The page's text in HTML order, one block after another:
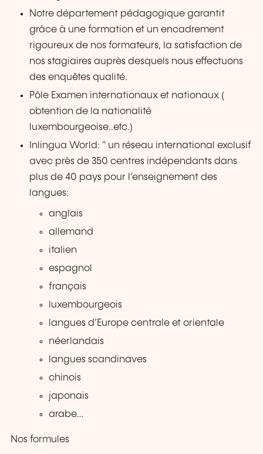
Notre département pédagogique garantit
grâce à une formation et un encadrement
rigoureux de nos formateurs, la satisfaction de
nos stagiaires auprès desquels nous effectuons
des enquêtes qualité.
Pôle Examen internationaux et nationaux (
obtention de la nationalité
luxembourgeoise..etc.)
Inlingua World: " un réseau international exclusif
avec près de 350 centres indépendants dans
plus de 40 pays pour l’enseignement des
langues:
anglais
allemand
italien
espagnol
français
luxembourgeois
langues d’Europe centrale et orientale
néerlandais
langues scandinaves
chinois
japonais
arabe…
Nos formules